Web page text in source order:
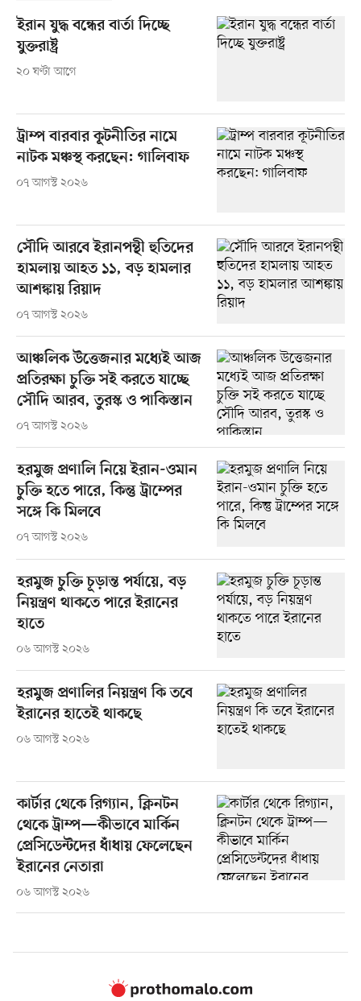
ইরান যুদ্ধ বন্ধের বার্তা দিচ্ছে
যুক্তরাষ্ট্র
২০ ঘণ্টা আগে
ট্রাম্প বারবার কূটনীতির নামে
নাটক মঞ্চস্থ করছেন: গালিবাফ
০৭ আগস্ট ২০২৬
সৌদি আরবে ইরানপন্থী হুতিদের
হামলায় আহত ১১, বড় হামলার
আশঙ্কায় রিয়াদ
০৭ আগস্ট ২০২৬
আঞ্চলিক উত্তেজনার মধ্যেই আজ
প্রতিরক্ষা চুক্তি সই করতে যাচ্ছে
সৌদি আরব, তুরস্ক ও পাকিস্তান
০৭ আগস্ট ২০২৬
হরমুজ প্রণালি নিয়ে ইরান-ওমান
চুক্তি হতে পারে, কিন্তু ট্রাম্পের
সঙ্গে কি মিলবে
০৭ আগস্ট ২০২৬
হরমুজ চুক্তি চূড়ান্ত পর্যায়ে, বড়
নিয়ন্ত্রণ থাকতে পারে ইরানের
হাতে
০৬ আগস্ট ২০২৬
হরমুজ প্রণালির নিয়ন্ত্রণ কি তবে
ইরানের হাতেই থাকছে
০৬ আগস্ট ২০২৬
কার্টার থেকে রিগ্যান, ক্লিনটন
থেকে ট্রাম্প—কীভাবে মার্কিন
প্রেসিডেন্টদের ধাঁধায় ফেলেছেন
ইরানের নেতারা
০৬ আগস্ট ২০২৬